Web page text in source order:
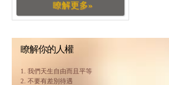
瞭解更多»
瞭解你的人權
1. 我們天生自由而且平等
2. 不要有差別待遇